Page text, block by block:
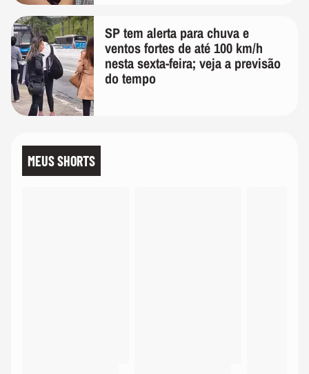
SP tem alerta para chuva e
ventos fortes de até 100 km/h
nesta sexta-feira; veja a previsão
do tempo
MEUS SHORTS